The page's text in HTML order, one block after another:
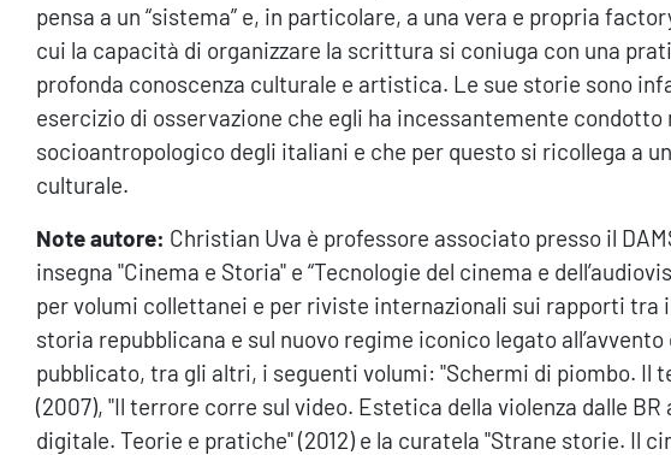
pensa a un “sistema” e, in particolare, a una vera e propria
cui la capacità di organizzare la scrittura si coniuga con una
profonda conoscenza culturale e artistica. Le sue storie sono
esercizio di osservazione che egli ha incessantemente
socioantropologico degli italiani e che per questo si ricollega a
culturale.
Note autore: Christian Uva è professore associato presso il
insegna "Cinema e Storia" e “Tecnologie del cinema e
per volumi collettanei e per riviste internazionali sui rapporti tra
storia repubblicana e sul nuovo regime iconico legato
pubblicato, tra gli altri, i seguenti volumi: "Schermi di piombo. Il
(2007), "Il terrore corre sul video. Estetica della violenza dalle BR
digitale. Teorie e pratiche" (2012) e la curatela "Strane storie. Il